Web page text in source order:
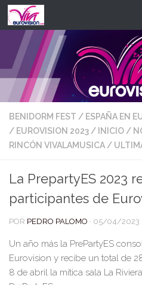
Saltar al contenido
BENIDORM FEST / ESPAÑA EN
/ EUROVISION 2023/ INICIO/
RINCÓN VIVALAMUSICA/
La PrepartyES 2023
participantes de
POR PEDRO PALOMO · 05/04/2023
Un año más la PrePartyES
Eurovision y recibe un total de
8 de abril la mítica sala La